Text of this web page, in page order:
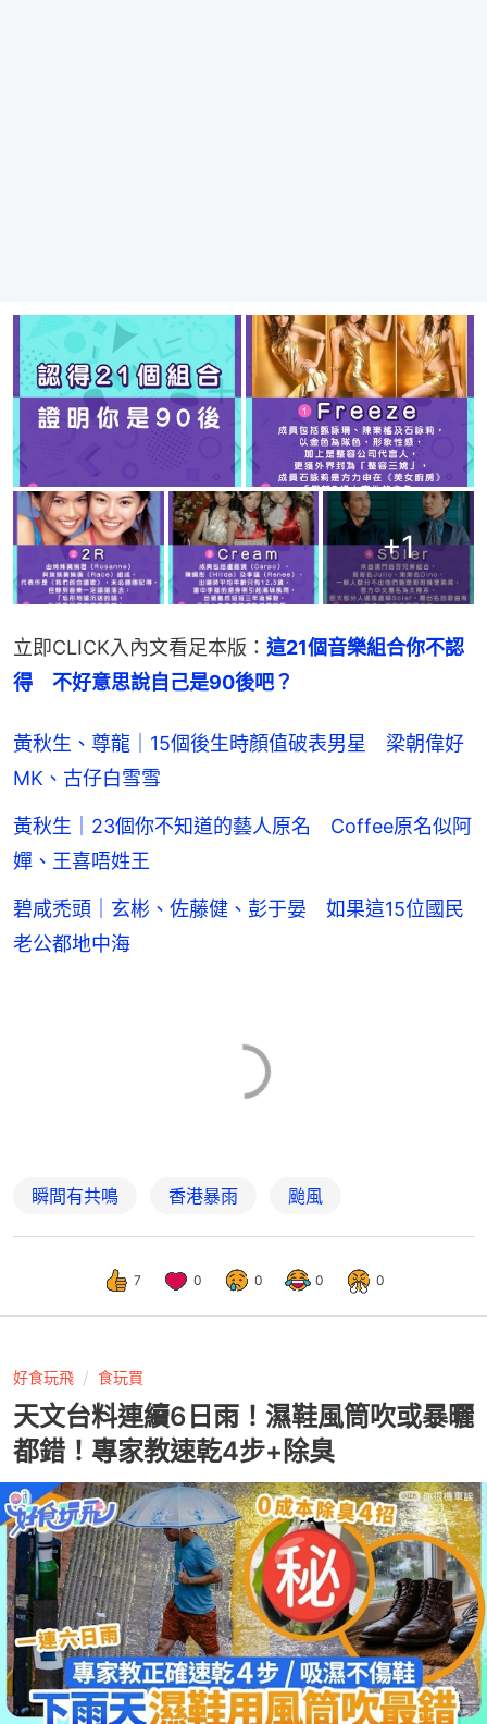
+1
立即CLICK入內文看足本版： 這21個音樂組合你不認
得　不好意思說自己是90後吧？
黃秋生、尊龍｜15個後生時顏值破表男星 梁朝偉好
MK、古仔白雪雪
黃秋生｜23個你不知道的藝人原名 Coffee原名似阿
嬋、王喜唔姓王
碧咸禿頭｜玄彬、佐藤健、彭于晏 如果這15位國民
老公都地中海
瞬間有共鳴 香港暴雨 颱風
7 0 0 0 0
好食玩飛 食玩買
天文台料連續6日雨！濕鞋風筒吹或暴曬
都錯！專家教速乾4步+除臭